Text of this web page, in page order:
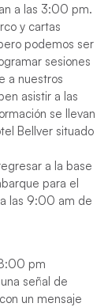
a las 3:00 pm.
y cartas
podemos ser
sesiones
a nuestros
asistir a las
se llevan
Bellver situado
a la base
para el
las 9:00 am de
pm
señal de
un mensaje